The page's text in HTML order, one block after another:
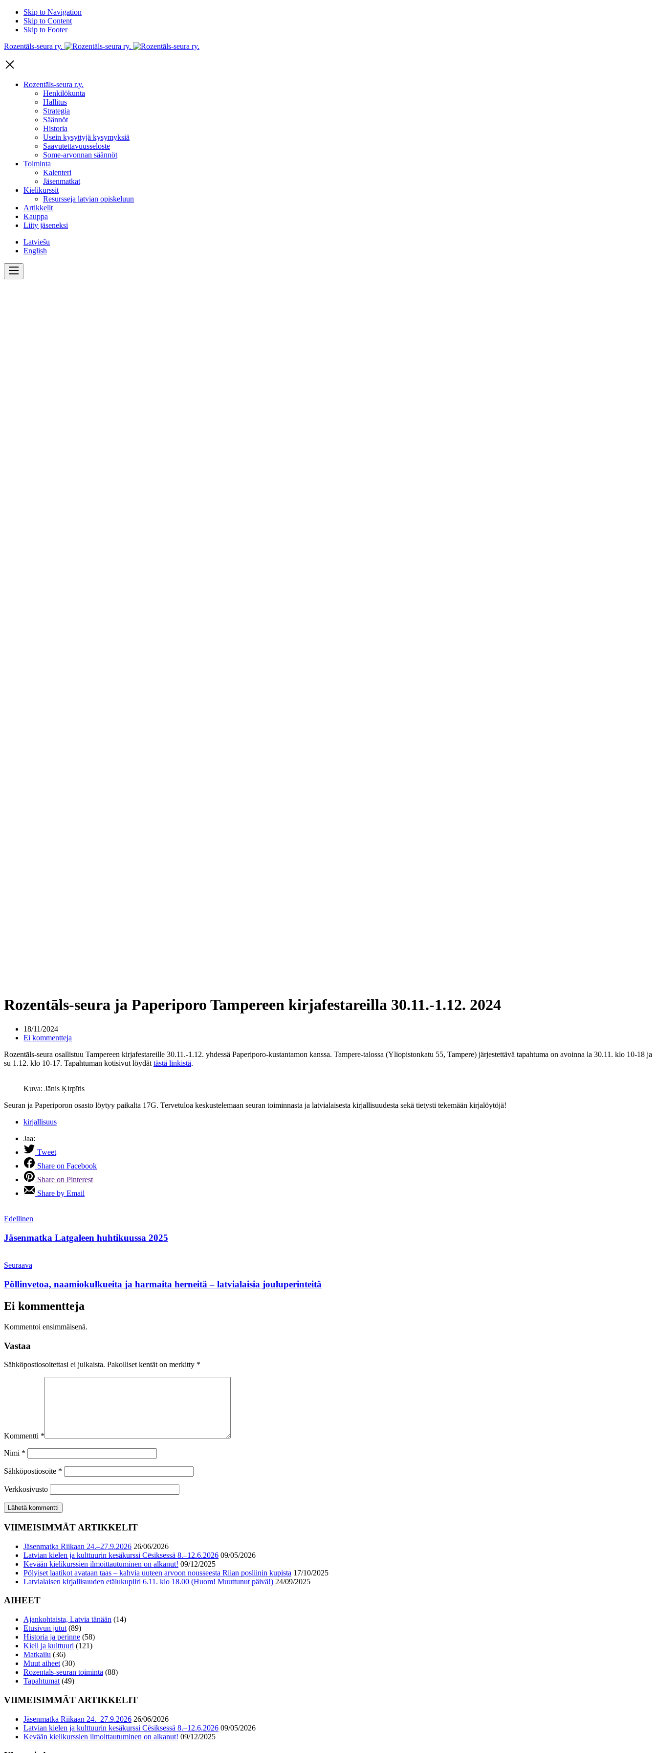
Skip to Navigation
Skip to Content
Skip to Footer
Rozentāls-seura ry.
Rozentāls-seura r.y.
Henkilökunta
Hallitus
Strategia
Säännöt
Historia
Usein kysyttyjä kysymyksiä
Saavutettavuusseloste
Some-arvonnan säännöt
Toiminta
Kalenteri
Jäsenmatkat
Kielikurssit
Resursseja latvian opiskeluun
Artikkelit
Kauppa
Liity jäseneksi
Latviešu
English
Rozentāls-seura ja Paperiporo Tampereen kirjafestareilla 30.11.-1.12. 2024
18/11/2024
Ei kommentteja
Rozentāls-seura osallistuu Tampereen kirjafestareille 30.11.-1.12. yhdessä Paperiporo-kustantamon kanssa. Tampere-talossa (Yliopistonkatu 55, Tampere) järjestettävä tapahtuma on avoinna la 30.11. klo 10-18 ja
su 1.12. klo 10-17. Tapahtuman kotisivut löydät tästä linkistä.
Kuva: Jānis Ķirpītis
Seuran ja Paperiporon osasto löytyy paikalta 17G. Tervetuloa keskustelemaan seuran toiminnasta ja latvialaisesta kirjallisuudesta sekä tietysti tekemään kirjalöytöjä!
kirjallisuus
Jaa:
Tweet
Share on Facebook
Share on Pinterest
Share by Email
Edellinen
Jäsenmatka Latgaleen huhtikuussa 2025
Seuraava
Pöllinvetoa, naamiokulkueita ja harmaita herneitä – latvialaisia jouluperinteitä
Ei kommentteja
Kommentoi ensimmäisenä.
Vastaa
Sähköpostiosoitettasi ei julkaista. Pakolliset kentät on merkitty *
Kommentti *
Nimi *
Sähköpostiosoite *
Verkkosivusto
VIIMEISIMMÄT ARTIKKELIT
Jäsenmatka Riikaan 24.–27.9.2026 26/06/2026
Latvian kielen ja kulttuurin kesäkurssi Cēsiksessä 8.–12.6.2026 09/05/2026
Kevään kielikurssien ilmoittautuminen on alkanut! 09/12/2025
Pölyiset laatikot avataan taas – kahvia uuteen arvoon nousseesta Riian posliinin kupista 17/10/2025
Latvialaisen kirjallisuuden etälukupiiri 6.11. klo 18.00 (Huom! Muuttunut päivä!) 24/09/2025
AIHEET
Ajankohtaista, Latvia tänään (14)
Etusivun jutut (89)
Historia ja perinne (58)
Kieli ja kulttuuri (121)
Matkailu (36)
Muut aiheet (30)
Rozentals-seuran toiminta (88)
Tapahtumat (49)
VIIMEISIMMÄT ARTIKKELIT
Jäsenmatka Riikaan 24.–27.9.2026 26/06/2026
Latvian kielen ja kulttuurin kesäkurssi Cēsiksessä 8.–12.6.2026 09/05/2026
Kevään kielikurssien ilmoittautuminen on alkanut! 09/12/2025